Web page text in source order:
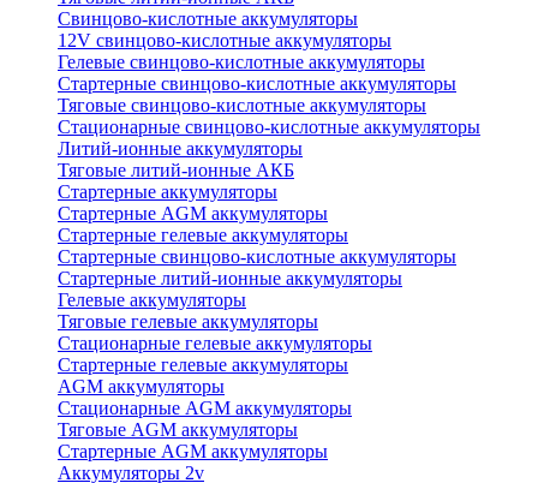
Свинцово-кислотные аккумуляторы
12V свинцово-кислотные аккумуляторы
Гелевые свинцово-кислотные аккумуляторы
Стартерные свинцово-кислотные аккумуляторы
Тяговые свинцово-кислотные аккумуляторы
Стационарные свинцово-кислотные аккумуляторы
Литий-ионные аккумуляторы
Тяговые литий-ионные АКБ
Стартерные аккумуляторы
Стартерные AGM аккумуляторы
Стартерные гелевые аккумуляторы
Стартерные свинцово-кислотные аккумуляторы
Стартерные литий-ионные аккумуляторы
Гелевые аккумуляторы
Тяговые гелевые аккумуляторы
Стационарные гелевые аккумуляторы
Стартерные гелевые аккумуляторы
AGM аккумуляторы
Стационарные AGM аккумуляторы
Тяговые AGM аккумуляторы
Стартерные AGM аккумуляторы
Аккумуляторы 2v